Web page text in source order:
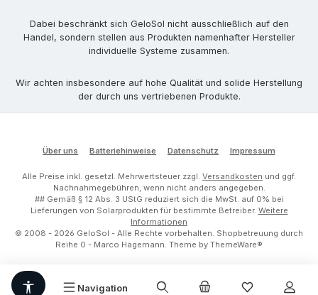
Navigation
Werkzeugleiste anzeigen
Dabei beschränkt sich GeloSol nicht ausschließlich auf den
Handel, sondern stellen aus Produkten namenhafter Hersteller
individuelle Systeme zusammen.
Wir achten insbesondere auf hohe Qualität und solide Herstellung
der durch uns vertriebenen Produkte.
Über uns Batteriehinweise Datenschutz Impressum
Alle Preise inkl. gesetzl. Mehrwertsteuer zzgl. Versandkosten und ggf.
Nachnahmegebühren, wenn nicht anders angegeben.
## Gemäß § 12 Abs. 3 UStG reduziert sich die MwSt. auf 0% bei
Lieferungen von Solarprodukten für bestimmte Betreiber. Weitere
Informationen
© 2008 - 2026 GeloSol - Alle Rechte vorbehalten. Shopbetreuung durch
Reihe 0 - Marco Hagemann. Theme by ThemeWare®